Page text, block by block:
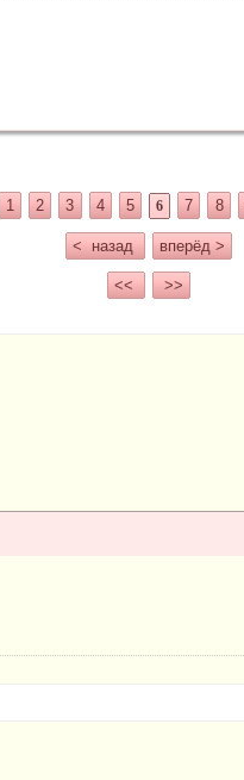
1 2 3 4 5 6 7 8
< назад вперёд >
<< >>